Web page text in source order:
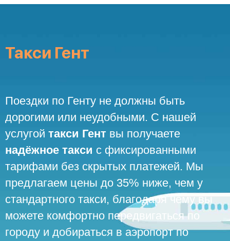
Такси Гент
Поездки по Генту не должны быть
дорогими или неудобными. С нашей
услугой такси Гент вы получаете
надёжное такси с фиксированными
тарифами без скрытых платежей. Мы
предлагаем цены до 35% ниже, чем у
стандартного такси, благодаря чему вы
можете комфортно передвигаться по
городу и добираться в аэропорт по